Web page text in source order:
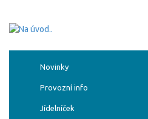
Novinky
Provozní info
Jídelníček